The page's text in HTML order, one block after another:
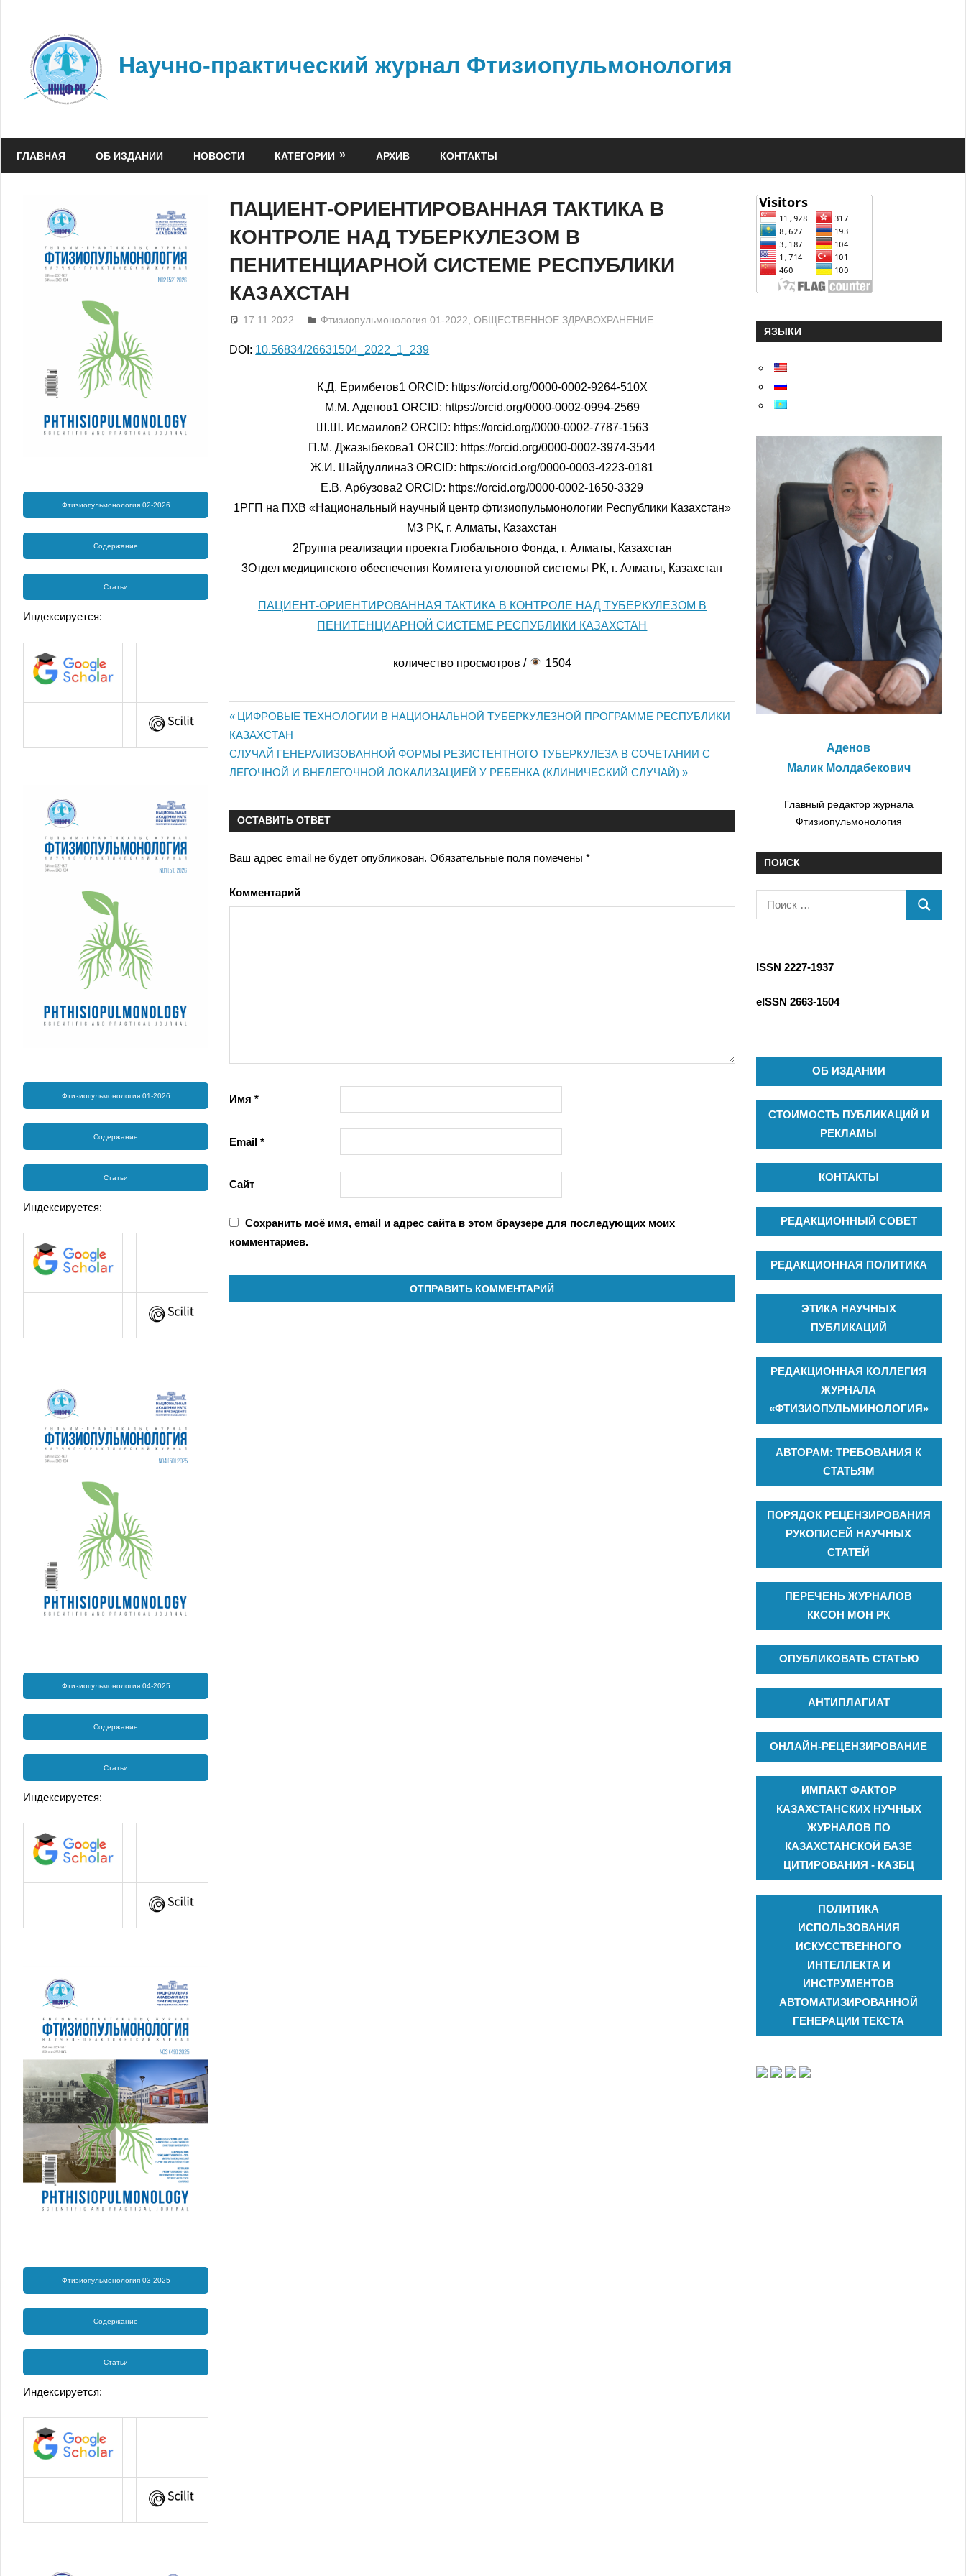
содержимому
Научно-практический журнал Фтизиопульмонология
ГЛАВНАЯ ОБ ИЗДАНИИ НОВОСТИ КАТЕГОРИИ АРХИВ КОНТАКТЫ
ПАЦИЕНТ-ОРИЕНТИРОВАННАЯ ТАКТИКА В
КОНТРОЛЕ НАД ТУБЕРКУЛЕЗОМ В
ПЕНИТЕНЦИАРНОЙ СИСТЕМЕ РЕСПУБЛИКИ
КАЗАХСТАН
17.11.2022 admin
Фтизиопульмонология 01-2022 ОБЩЕСТВЕННОЕ ЗДРАВОХРАНЕНИЕ
DOI: 10.56834/26631504_2022_1_239
К.Д. Еримбетов1 ORCID: https://orcid.org/0000-0002-9264-510X
М.М. Аденов1 ORCID: https://orcid.org/0000-0002-0994-2569
Ш.Ш. Исмаилов2 ORCID: https://orcid.org/0000-0002-7787-1563
П.М. Джазыбекова1 ORCID: https://orcid.org/0000-0002-3974-3544
Ж.И. Шайдуллина3 ORCID: https://orcid.org/0000-0003-4223-0181
Е.В. Арбузова2 ORCID: https://orcid.org/0000-0002-1650-3329
1РГП на ПХВ «Национальный научный центр фтизиопульмонологии Республики Казахстан»
МЗ РК, г. Алматы, Казахстан
2Группа реализации проекта Глобального Фонда, г. Алматы, Казахстан
3Отдел медицинского обеспечения Комитета уголовной системы РК, г. Алматы, Казахстан
ПАЦИЕНТ-ОРИЕНТИРОВАННАЯ ТАКТИКА В КОНТРОЛЕ НАД ТУБЕРКУЛЕЗОМ В
ПЕНИТЕНЦИАРНОЙ СИСТЕМЕ РЕСПУБЛИКИ КАЗАХСТАН
количество просмотров / 1504
Навигация
по
записям
Предыдущая
запись:
ЦИФРОВЫЕ ТЕХНОЛОГИИ В НАЦИОНАЛЬНОЙ ТУБЕРКУЛЕЗНОЙ ПРОГРАММЕ РЕСПУБЛИКИ
КАЗАХСТАН
Следующая
запись:
СЛУЧАЙ ГЕНЕРАЛИЗОВАННОЙ ФОРМЫ РЕЗИСТЕНТНОГО ТУБЕРКУЛЕЗА В СОЧЕТАНИИ С
ЛЕГОЧНОЙ И ВНЕЛЕГОЧНОЙ ЛОКАЛИЗАЦИЕЙ У РЕБЕНКА (КЛИНИЧЕСКИЙ СЛУЧАЙ)
ОСТАВИТЬ ОТВЕТ
Ваш адрес email не будет опубликован. Обязательные поля помечены*
Комментарий
Имя*
Email*
Сайт
Сохранить моё имя, email и адрес сайта в этом браузере для последующих моих
комментариев.
Фтизиопульмонология 02-2026
Содержание
Статьи
Индексируется:
Фтизиопульмонология 01-2026
Содержание
Статьи
Индексируется:
Фтизиопульмонология 04-2025
Содержание
Статьи
Индексируется:
Фтизиопульмонология 03-2025
Содержание
Статьи
Индексируется:
ЯЗЫКИ
Аденов
Малик Молдабекович
Главный редактор журнала
Фтизиопульмонология
ПОИСК
о
к
ISSN 2227-1937
eISSN 2663-1504
ОБ ИЗДАНИИ
СТОИМОСТЬ ПУБЛИКАЦИЙ И
РЕКЛАМЫ
КОНТАКТЫ
РЕДАКЦИОННЫЙ СОВЕТ
РЕДАКЦИОННАЯ ПОЛИТИКА
ЭТИКА НАУЧНЫХ
ПУБЛИКАЦИЙ
РЕДАКЦИОННАЯ КОЛЛЕГИЯ
ЖУРНАЛА
«ФТИЗИОПУЛЬМИНОЛОГИЯ»
АВТОРАМ: ТРЕБОВАНИЯ К
СТАТЬЯМ
ПОРЯДОК РЕЦЕНЗИРОВАНИЯ
РУКОПИСЕЙ НАУЧНЫХ
СТАТЕЙ
ПЕРЕЧЕНЬ ЖУРНАЛОВ
ККСОН МОН РК
ОПУБЛИКОВАТЬ СТАТЬЮ
АНТИПЛАГИАТ
ОНЛАЙН-РЕЦЕНЗИРОВАНИЕ
ИМПАКТ ФАКТОР
КАЗАХСТАНСКИХ НУЧНЫХ
ЖУРНАЛОВ ПО
КАЗАХСТАНСКОЙ БАЗЕ
ЦИТИРОВАНИЯ - КАЗБЦ
ПОЛИТИКА
ИСПОЛЬЗОВАНИЯ
ИСКУССТВЕННОГО
ИНТЕЛЛЕКТА И
ИНСТРУМЕНТОВ
АВТОМАТИЗИРОВАННОЙ
ГЕНЕРАЦИИ ТЕКСТА